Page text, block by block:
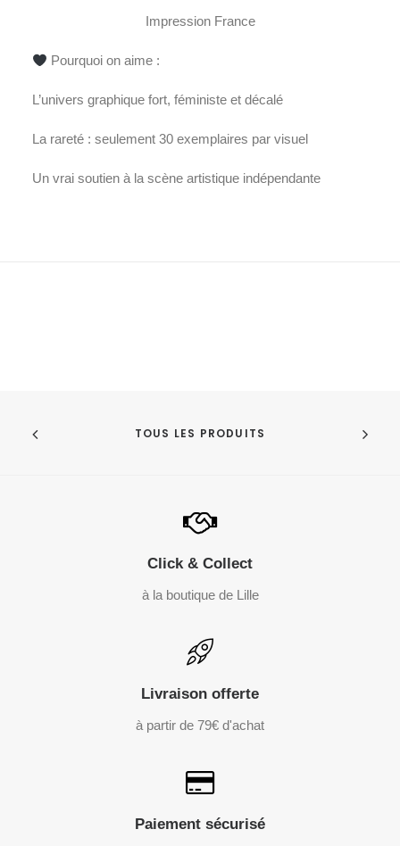
Impression France
Pourquoi on aime :
L’univers graphique fort, féministe et décalé
La rareté : seulement 30 exemplaires par visuel
Un vrai soutien à la scène artistique indépendante
TOUS LES PRODUITS
Click & Collect
à la boutique de Lille
Livraison offerte
à partir de 79€ d'achat
Paiement sécurisé